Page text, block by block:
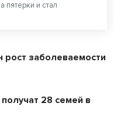
пятерки и стал
рост заболеваемости
28 семей в